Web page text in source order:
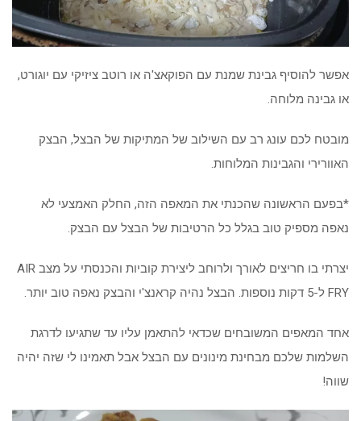
אפשר להוסיף גבינת שמנת עם הפוקאצ'ה או רוטב ציזיקי עם יוגורט,
או גבינה מלוחה.
מובטח לכם עונג רב עם השילוב של המתיקות של הבצל, הבצק
האוורירי והגבינות המלוחות.
*בפעם הראשונה שהכנתי את המאפה הזה, החלק האמצעי לא
נאפה מספיק טוב בגלל כל הרטיבות של הבצל עם הבצק.
יצרתי בו חריצים לאורך ולרוחב ליצירת קוביות והכנסתי על מצב AIR
FRY ל-5 דקות נוספות. הבצל נהיה קראנצ'י והבצק נאפה טוב יותר.
אחד המאפים המשובחים שכדאי להתאמן עליו עד שתגיעו לדרגת
השלמות שלכם מבחינת מינונים עם הבצל אבל תאמינו לי שזה יהיה
שווה!